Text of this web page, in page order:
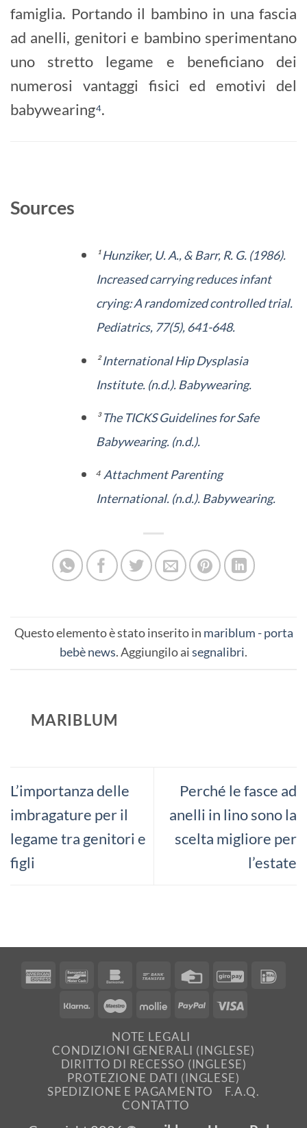
famiglia. Portando il bambino in una fascia
ad anelli, genitori e bambino sperimentano
uno stretto legame e beneficiano dei
numerosi vantaggi fisici ed emotivi del
babywearing⁴.
Sources
¹Hunziker, U. A., & Barr, R. G. (1986).
Increased carrying reduces infant
crying: A randomized controlled trial.
Pediatrics, 77(5), 641-648.
²International Hip Dysplasia
Institute. (n.d.). Babywearing.
³The TICKS Guidelines for Safe
Babywearing. (n.d.).
⁴Attachment Parenting
International. (n.d.). Babywearing.
Questo elemento è stato inserito in mariblum - porta
bebè news. Aggiungilo aisegnalibri.
MARIBLUM
L’importanza delle
imbragature per il
legame tra genitori e
figli
Perché le fasce ad
anelli in lino sono la
scelta migliore per
l’estate
AmericanBancontactBankomat
Bank
CreditGiroPay
Klarna MaestroMolliePayPal
NOTE LEGALI
CONDIZIONI GENERALI (INGLESE)
DIRITTO DI RECESSO (INGLESE)
PROTEZIONE DATI (INGLESE)
SPEDIZIONE E PAGAMENTO
F.A.Q.
CONTATTO